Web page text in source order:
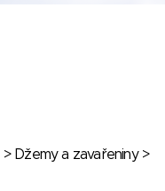
> Džemy a zavařeniny>